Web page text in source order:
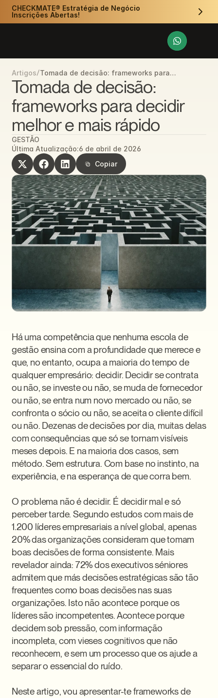
Artigos/Tomada de decisão: frameworks para
decidir melhor e mais rápido
Tomada de decisão:
frameworks para decidir
melhor e mais rápido
GESTÃO
Última Atualização:6 de abril de 2026
Copiar
Copiar
Há uma competência que nenhuma escola de
gestão ensina com a profundidade que merece e
que, no entanto, ocupa a maioria do tempo de
qualquer empresário: decidir. Decidir se contrata
ou não, se investe ou não, se muda de fornecedor
ou não, se entra num novo mercado ou não, se
confronta o sócio ou não, se aceita o cliente difícil
ou não. Dezenas de decisões por dia, muitas delas
com consequências que só se tornam visíveis
meses depois. E na maioria dos casos, sem
método. Sem estrutura. Com base no instinto, na
experiência, e na esperança de que corra bem.
O problema não é decidir. É decidir mal e só
perceber tarde. Segundo estudos com mais de
1.200 líderes empresariais a nível global, apenas
20% das organizações consideram que tomam
boas decisões de forma consistente. Mais
revelador ainda: 72% dos executivos séniores
admitem que más decisões estratégicas são tão
frequentes como boas decisões nas suas
organizações. Isto não acontece porque os
líderes são incompetentes. Acontece porque
decidem sob pressão, com informação
incompleta, com vieses cognitivos que não
reconhecem, e sem um processo que os ajude a
separar o essencial do ruído.
Neste artigo, vou apresentar-te frameworks de
CHECKMATE® Estratégia de Negócio
Inscrições Abertas!